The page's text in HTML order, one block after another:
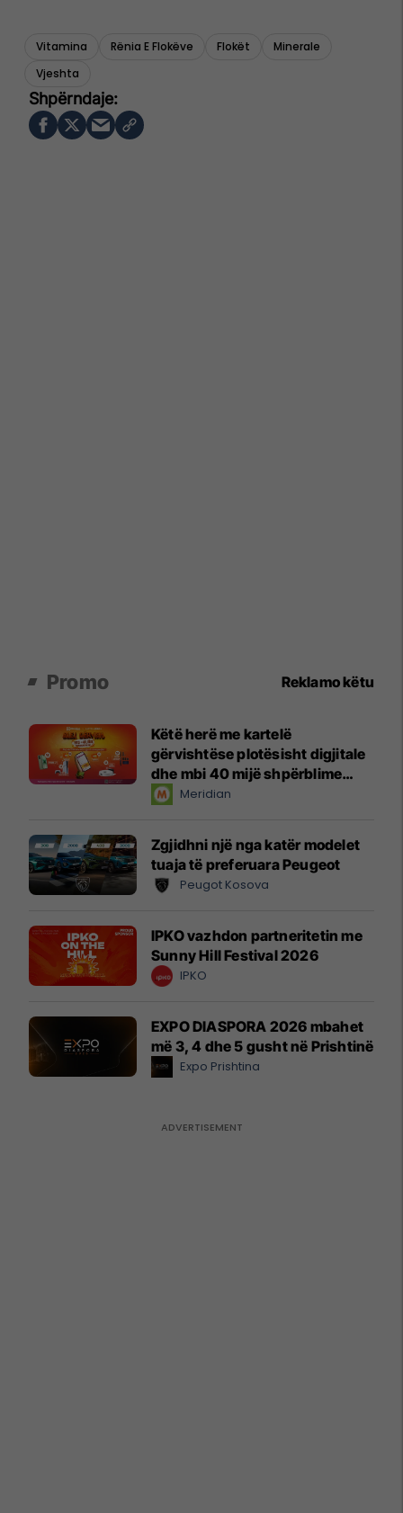
Vitamina Rënia E Flokëve Flokët
Minerale
Vjeshta
Promo Reklamo këtu
Këtë herë me kartelë
gërvishtëse plotësisht digjitale
dhe mbi 40 mijë shpërblime
instant!Meridian
Zgjidhni një nga katër modelet
tuaja të preferuara Peugeot
Peugot Kosova
IPKO vazhdon partneritetin me
Sunny Hill Festival 2026
IPKO
EXPO DIASPORA 2026 mbahet
më 3, 4 dhe 5 gusht në Prishtinë
Expo Prishtina